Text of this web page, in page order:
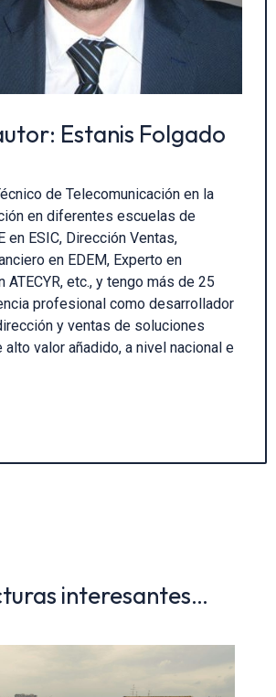
Estanis Folgado
de Telecomunicación en la
en diferentes escuelas de
en ESIC, Dirección Ventas,
en EDEM, Experto en
ATECYR, etc., y tengo más de 25
profesional como desarrollador
y ventas de soluciones
valor añadido, a nivel nacional e
interesantes…